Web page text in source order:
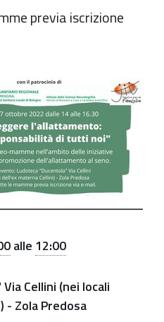
previa iscrizione
events/
alle 12:00
Cellini (nei locali
- Zola Predosa